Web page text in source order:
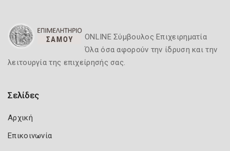
ONLINE Σύμβουλος Επιχειρηματία
Όλα όσα αφορούν την ίδρυση και την
λειτουργία της επιχείρησής σας.
Σελίδες
Αρχική
Επικοινωνία